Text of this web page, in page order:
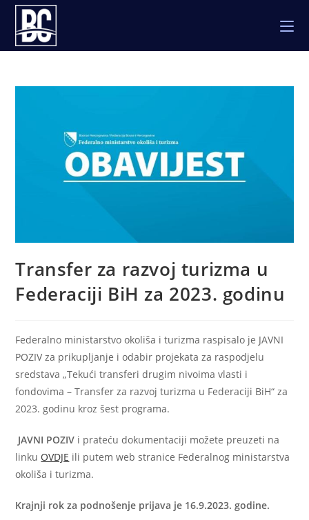
Skip
content
Transfer za razvoj turizma u
Federaciji BiH za 2023. godinu
Federalno ministarstvo okoliša i turizma raspisalo je JAVNI
POZIV za prikupljanje i odabir projekata za raspodjelu
sredstava „Tekući transferi drugim nivoima vlasti i
fondovima – Transfer za razvoj turizma u Federaciji BiH“ za
2023. godinu kroz šest programa.
JAVNI POZIV i prateću dokumentaciji možete preuzeti na
linku OVDJE ili putem web stranice Federalnog ministarstva
okoliša i turizma.
Krajnji rok za podnošenje prijava je 16.9.2023. godine.